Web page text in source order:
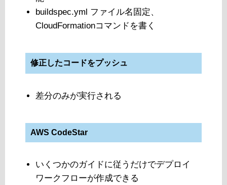
buildspec.yml ファイル名固定、
CloudFormationコマンドを書く
修正したコードをプッシュ
差分のみが実行される
AWS CodeStar
いくつかのガイドに従うだけでデプロイ
ワークフローが作成できる